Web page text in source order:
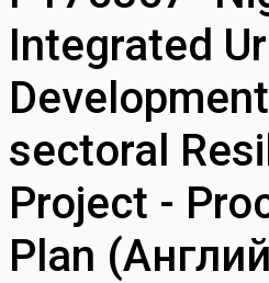
Integrated
sectoral
Project -
Plan